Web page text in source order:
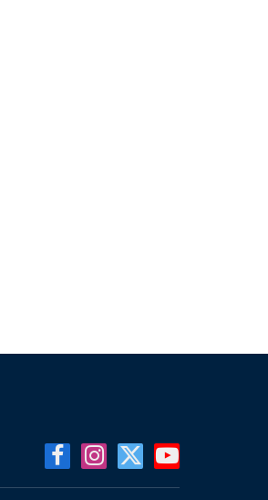
FacebookInstagram
X
(Twitter)
YouTube